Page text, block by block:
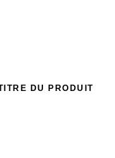
DU PRODUIT